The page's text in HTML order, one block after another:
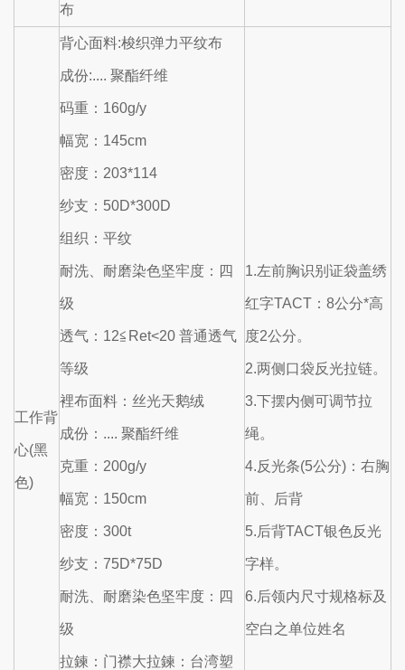
布
工作背
心(黑
色)
背心面料:梭织弹力平纹布
成份:.... 聚酯纤维
码重：160g/y
幅宽：145cm
密度：203*114
纱支：50D*300D
组织：平纹
耐洗、耐磨染色坚牢度：四
级
透气：12≦Ret<20 普通透气
等级
裡布面料：丝光天鹅绒
成份：.... 聚酯纤维
克重：200g/y
幅宽：150cm
密度：300t
纱支：75D*75D
耐洗、耐磨染色坚牢度：四
级
拉鍊：门襟大拉鍊：台湾塑
1.左前胸识别证袋盖绣
红字TACT：8公分*高
度2公分。
2.两侧口袋反光拉链。
3.下摆内侧可调节拉
绳。
4.反光条(5公分)：右胸
前、后背
5.后背TACT银色反光
字样。
6.后领内尺寸规格标及
空白之单位姓名